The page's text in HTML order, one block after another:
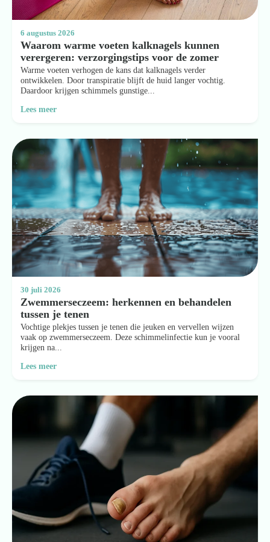
6 augustus 2026
Waarom warme voeten kalknagels kunnen
verergeren: verzorgingstips voor de zomer
Warme voeten verhogen de kans dat kalknagels verder
ontwikkelen. Door transpiratie blijft de huid langer vochtig.
Daardoor krijgen schimmels gunstige...
Lees meer
30 juli 2026
Zwemmerseczeem: herkennen en behandelen
tussen je tenen
Vochtige plekjes tussen je tenen die jeuken en vervellen wijzen
vaak op zwemmerseczeem. Deze schimmelinfectie kun je vooral
krijgen na...
Lees meer